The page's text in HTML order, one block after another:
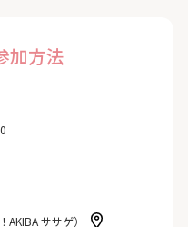
加方法
ササゲ）